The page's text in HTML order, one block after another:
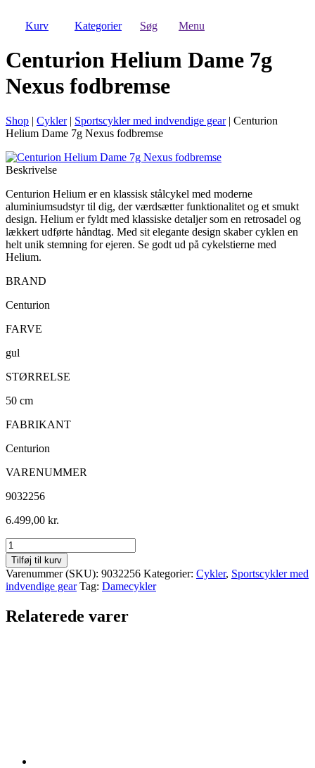
Kurv Kategorier Søg Menu
Centurion Helium Dame 7g
Nexus fodbremse
Shop | Cykler| Sportscykler med indvendige gear| Centurion
Helium Dame 7g Nexus fodbremse
Beskrivelse
Centurion Helium er en klassisk stålcykel med moderne
aluminiumsudstyr til dig, der værdsætter funktionalitet og et smukt
design. Helium er fyldt med klassiske detaljer som en retrosadel og
lækkert udførte håndtag. Med sit elegante design skaber cyklen en
helt unik stemning for ejeren. Se godt ud på cykelstierne med
Helium.
BRAND
Centurion
FARVE
gul
STØRRELSE
50 cm
FABRIKANT
Centurion
VARENUMMER
9032256
6.499,00 kr.
Centurion
Helium
Dame
7g
Nexus
antal
Tilføj til kurv
Varenummer (SKU): 9032256 Kategorier: Cykler, Sportscykler med
indvendige gear Tag: Damecykler
Relaterede varer